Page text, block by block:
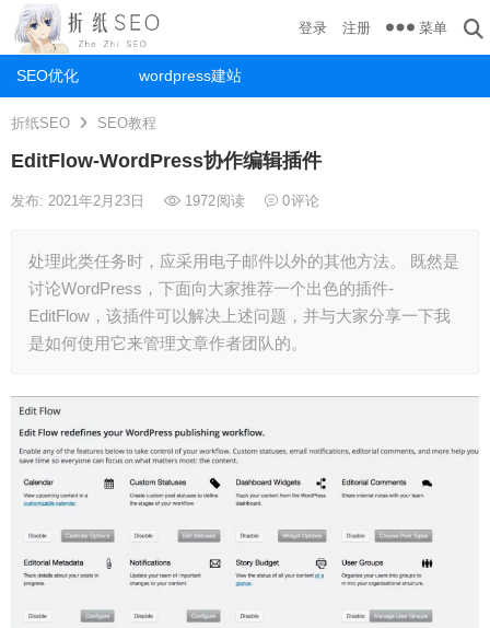
SEO优化 wordpress建站
登录 注册 菜单
折纸SEO SEO教程
EditFlow-WordPress协作编辑插件
发布: 2021年2月23日 1972阅读 0评论
处理此类任务时，应采用电子邮件以外的其他方法。 既然是
讨论WordPress，下面向大家推荐一个出色的插件-
EditFlow，该插件可以解决上述问题，并与大家分享一下我
是如何使用它来管理文章作者团队的。